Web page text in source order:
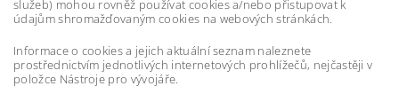
služeb) mohou rovněž používat cookies a/nebo přistupovat k
údajům shromažďovaným cookies na webových stránkách.
Informace o cookies a jejich aktuální seznam naleznete
prostřednictvím jednotlivých internetových prohlížečů, nejčastěji v
položce Nástroje pro vývojáře.